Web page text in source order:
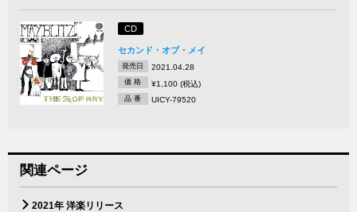
CD
セカンド・オブ・メイ
発売日 2021.04.28
価 格 ¥1,100 (税込)
品 番 UICY-79520
関連ページ
2021年 洋楽リリース